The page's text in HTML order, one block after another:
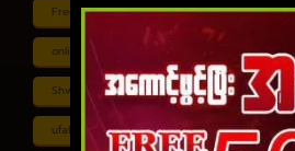
Free ငါး ပစ် ဂိမ်း Myanmar ကာစီနို
online ငါး ပစ် ဂိမ်းapp Shan Koe Mee
Shwe ကာစီနို APK UFABET
ufabet เข้าสู่ระบบ ကာစီနို app ကာ